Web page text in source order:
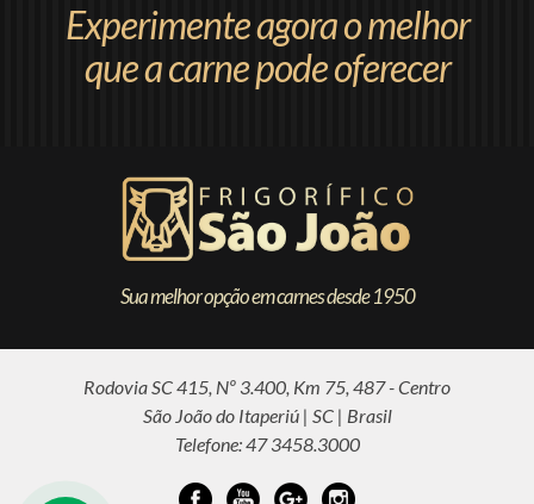
Experimente agora o melhor
que a carne pode oferecer
Sua melhor opção em carnes desde 1950
Rodovia SC 415, Nº 3.400, Km 75, 487 - Centro
São João do Itaperiú | SC | Brasil
Telefone: 47 3458.3000